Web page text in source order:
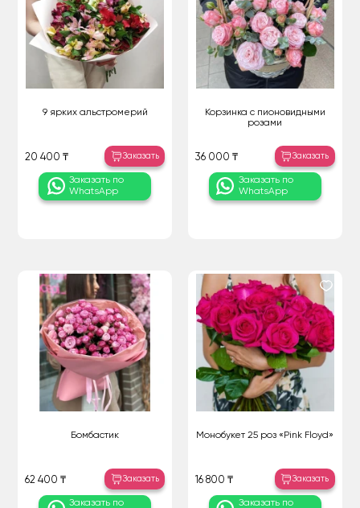
9 ярких альстромерий
20 400 ₸ Заказать
Заказать по
WhatsApp
Корзинка с пионовидными
розами
36 000 ₸ Заказать
Заказать по
WhatsApp
Бомбастик
62 400 ₸ Заказать
Заказать по
Монобукет 25 роз «Pink Floyd»
16 800 ₸ Заказать
Заказать по